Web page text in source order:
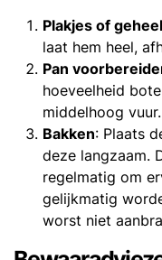
Plakjes of geheel
laat hem heel,
Pan
hoeveelheid
middelhoog vuur.
Bakken: Plaats
deze langzaam.
regelmatig om
gelijkmatig
worst niet